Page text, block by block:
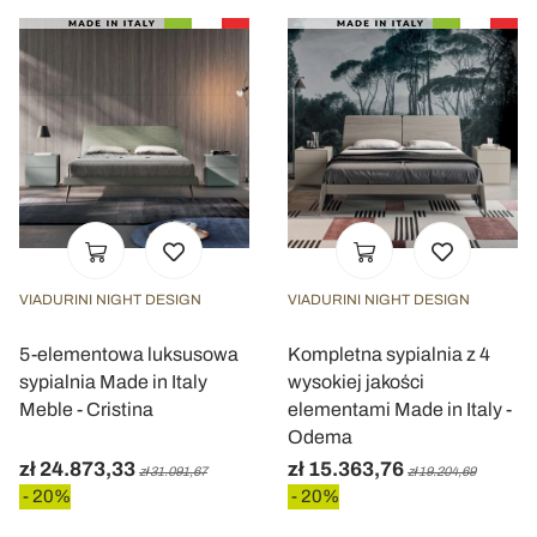
VIADURINI NIGHT DESIGN
5-elementowa luksusowa
sypialnia Made in Italy
Meble - Cristina
zł 24.873,33 zł 31.091,67
- 20%
VIADURINI NIGHT DESIGN
Kompletna sypialnia z 4
wysokiej jakości
elementami Made in Italy -
Odema
zł 15.363,76 zł 19.204,69
- 20%